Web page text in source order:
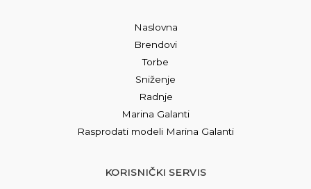
Naslovna
Brendovi
Torbe
Sniženje
Radnje
Marina Galanti
Rasprodati modeli Marina Galanti
KORISNIČKI SERVIS